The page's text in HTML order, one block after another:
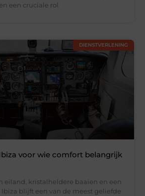
een cruciale rol
DIENSTVERLENING
voor wie comfort belangrijk
eiland, kristalheldere baaien en een
blijft een van de meest geliefde